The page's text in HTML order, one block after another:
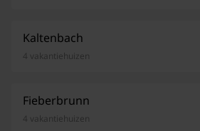
Kaltenbach
4 vakantiehuizen
Fieberbrunn
4 vakantiehuizen